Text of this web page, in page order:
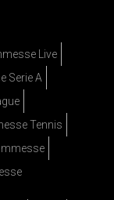
Live
Serie A
Tennis